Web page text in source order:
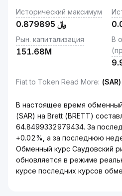
Исторический максимум
﷼ 0.879895
Рын. капитализация
151.68M
В
Fiat to Token Read More: (SAR)
В настоящее время
(SAR) на Brett (BRETT)
64.8499332979434. За
+0.02%, а за последнюю
Обменный курс Саудовский
обновляется в режиме
курсе последних курсов